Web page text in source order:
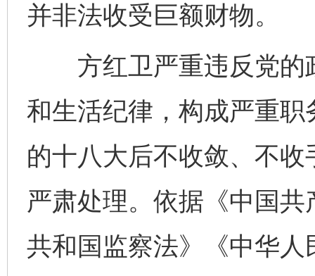
并非法收受巨额财物。
方红卫严重违反党的
和生活纪律，构成严重
的十八大后不收敛、不
严肃处理。依据《中国
共和国监察法》《中华